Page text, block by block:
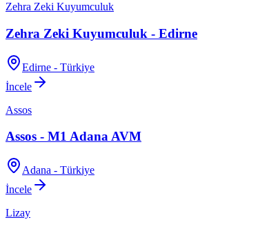
Zehra Zeki Kuyumculuk
Zehra Zeki Kuyumculuk - Edirne
Edirne - Türkiye
İncele
Assos
Assos - M1 Adana AVM
Adana - Türkiye
İncele
Lizay